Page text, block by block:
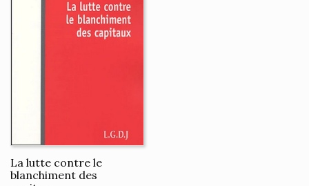
La lutte contre le
blanchiment des